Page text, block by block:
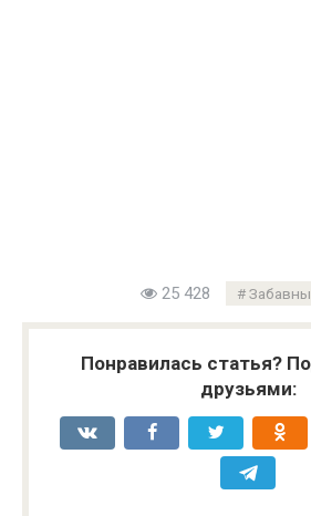
25 428
Понравилась статья?
друзьями: